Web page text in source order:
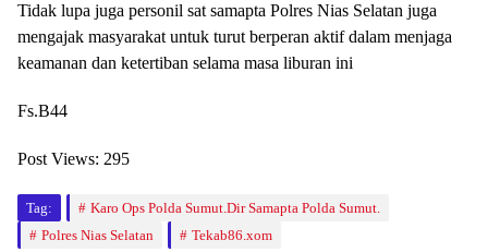
Tidak lupa juga personil sat samapta Polres Nias Selatan juga
mengajak masyarakat untuk turut berperan aktif dalam menjaga
keamanan dan ketertiban selama masa liburan ini
Fs.B44
Post Views: 295
Tag:
Karo Ops Polda Sumut.Dir Samapta Polda Sumut.
Polres Nias Selatan
Tekab86.xom